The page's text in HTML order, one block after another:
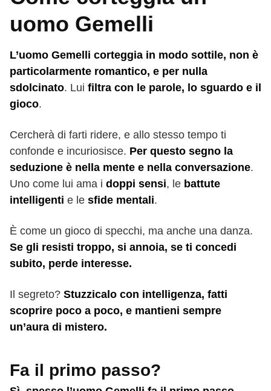
uomo Gemelli
L’uomo Gemelli corteggia in modo sottile, non è
particolarmente romantico, e per nulla
sdolcinato. Lui filtra con le parole, lo sguardo e il
gioco.
Cercherà di farti ridere, e allo stesso tempo ti
confonde e incuriosisce. Per questo segno la
seduzione è nella mente e nella conversazione.
Uno come lui ama i doppi sensi, le battute
intelligenti e le sfide mentali.
È come un gioco di specchi, ma anche una danza.
Se gli resisti troppo, si annoia, se ti concedi
subito, perde interesse.
Il segreto? Stuzzicalo con intelligenza, fatti
scoprire poco a poco, e mantieni sempre
un’aura di mistero.
Fa il primo passo?